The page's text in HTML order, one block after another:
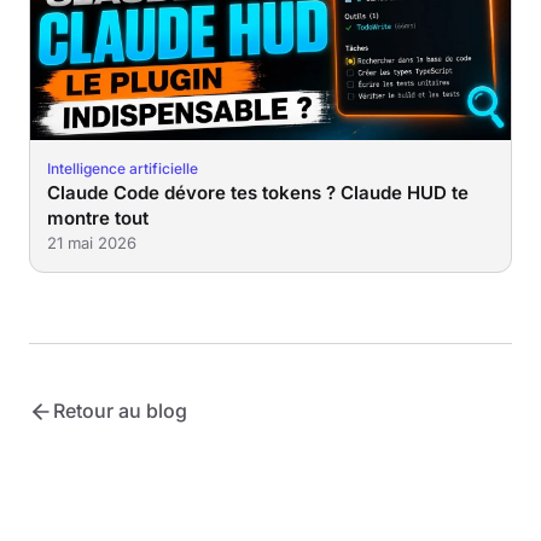
Intelligence artificielle
Claude Code dévore tes tokens ? Claude HUD te
montre tout
21 mai 2026
Retour au blog